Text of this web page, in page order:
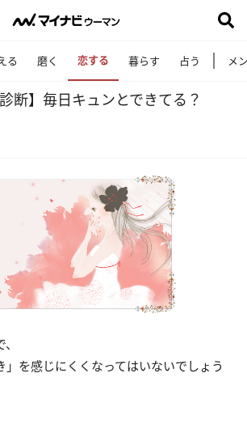
る 磨く 恋する 暮らす 占う メ
断】毎日キュンとできてる？
」を感じにくくなってはいないでしょう